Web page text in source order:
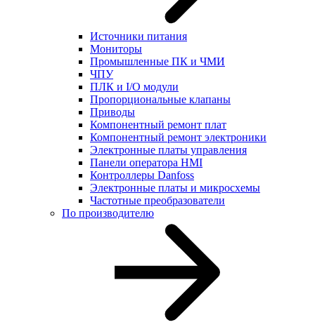
Источники питания
Мониторы
Промышленные ПК и ЧМИ
ЧПУ
ПЛК и I/O модули
Пропорциональные клапаны
Приводы
Компонентный ремонт плат
Компонентный ремонт электроники
Электронные платы управления
Панели оператора HMI
Контроллеры Danfoss
Электронные платы и микросхемы
Частотные преобразователи
По производителю